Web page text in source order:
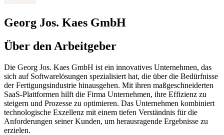
Georg Jos. Kaes GmbH
Über den Arbeitgeber
Die Georg Jos. Kaes GmbH ist ein innovatives Unternehmen, das
sich auf Softwarelösungen spezialisiert hat, die über die Bedürfnisse
der Fertigungsindustrie hinausgehen. Mit ihren maßgeschneiderten
SaaS-Plattformen hilft die Firma Unternehmen, ihre Effizienz zu
steigern und Prozesse zu optimieren. Das Unternehmen kombiniert
technologische Exzellenz mit einem tiefen Verständnis für die
Anforderungen seiner Kunden, um herausragende Ergebnisse zu
erzielen.